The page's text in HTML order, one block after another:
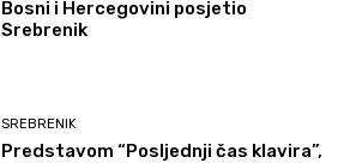
Bosni i Hercegovini posjetio
Srebrenik
SREBRENIK
Predstavom “Posljednji čas klavira”,